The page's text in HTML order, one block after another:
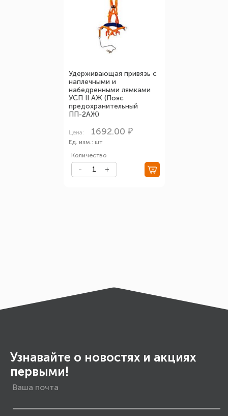
Удерживающая привязь с
наплечными и
набедренными лямками
УСП II АЖ (Пояс
предохранительный
ПП-2АЖ)
Цена: 1692.00 ₽
Ед. изм.: шт
Количество
Узнавайте о новостях и акциях
первыми!